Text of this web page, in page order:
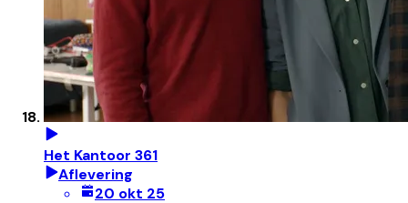
Het Kantoor 361
Aflevering
20 okt 25